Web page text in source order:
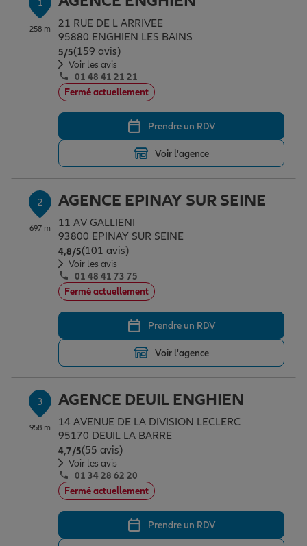
Assurance emprunteur
Prévoyance et dépendance
Assurance animal de compagnie
Protection de la famille
Protection juridique
Épargne & retraite
Plan épargne retraite
Placements financiers
Investissements immobiliers
Transmission
Vos projets
Changer de voiture
Départ à la retraite
Préparer l’avenir
Assurance auto
Assurance habitation
Le Pack Famille
Garantie des accidents de la vie
Assurance scolaire
Protection juridique
Retraite
Professionnels
Allianz en France
1
258 m
21 RUE DE L ARRIVEE
95880 ENGHIEN LES BAINS
5/5Note de 5 sur 5
(159 avis)
Voir les avis
01 48 41 21 21
Fermé actuellement
Prendre un RDV
Voir l'agence
2
697 m
AGENCE EPINAY SUR SEINE
11 AV GALLIENI
93800 EPINAY SUR SEINE
4,8/5Note de 4.8 sur 5
(101 avis)
Voir les avis
01 48 41 73 75
Fermé actuellement
Prendre un RDV
Voir l'agence
3
958 m
AGENCE DEUIL ENGHIEN
14 AVENUE DE LA DIVISION LECLERC
95170 DEUIL LA BARRE
4,7/5Note de 4.7 sur 5
(55 avis)
Voir les avis
01 34 28 62 20
Fermé actuellement
Prendre un RDV